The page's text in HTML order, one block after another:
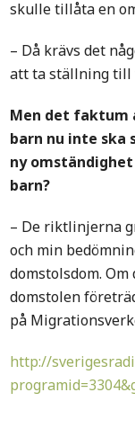
skulle tillåta en
– Då krävs det
att ta ställning
Men det
barn nu inte ska
ny
barn?
– De riktlinjerna
och min
domstolsdom.
domstolen
på
http://